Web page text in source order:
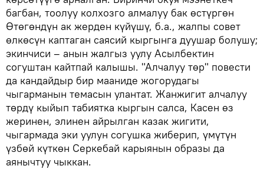
багбан, тоолуу колхозго алмалуу бак өстүргөн
Өтөгөндүн ак жерден күйүшү, б.а., жалпы совет
өлкөсүн каптаган саясий кыргынга дуушар болушу;
экинчиси – анын жалгыз уулу Асылбектин
согуштан кайтпай калышы. "Алчалуу төр" повести
да кандайдыр бир мааниде жогорудагы
чыгарманын темасын улантат. Жанжигит алчалуу
төрдү кыйып табиятка кыргын салса, Касен өз
жеринен, элинен айрылган казак жигити,
чыгармада эки уулун согушка жиберип, үмүтүн
үзбөй күткөн Серкебай карыянын образы да
аянычтуу чыккан.